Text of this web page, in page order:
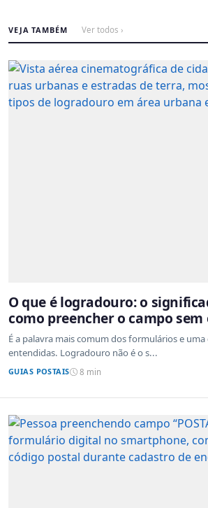
VEJA TAMBÉM Ver todos ›
O que é logradouro: o
como preencher o campo
É a palavra mais comum dos formulários e uma
entendidas. Logradouro não é o s...
GUIAS POSTAIS 8 min